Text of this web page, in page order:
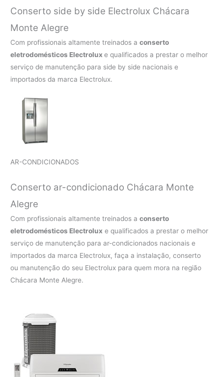
Conserto side by side Electrolux Chácara
Monte Alegre
Com profissionais altamente treinados aconserto
eletrodomésticos Electroluxe qualificados a prestar o melhor
serviço de manutenção para side by side nacionais e
importados da marca Electrolux.
AR-CONDICIONADOS
Conserto ar-condicionado Chácara Monte
Alegre
Com profissionais altamente treinados aconserto
eletrodomésticos Electrolux e qualificados a prestar o melhor
serviço de manutenção para ar-condicionados nacionais e
importados da marca Electrolux, faça a instalação, conserto
ou manutenção do seu Electrolux para quem mora na região
Chácara Monte Alegre.